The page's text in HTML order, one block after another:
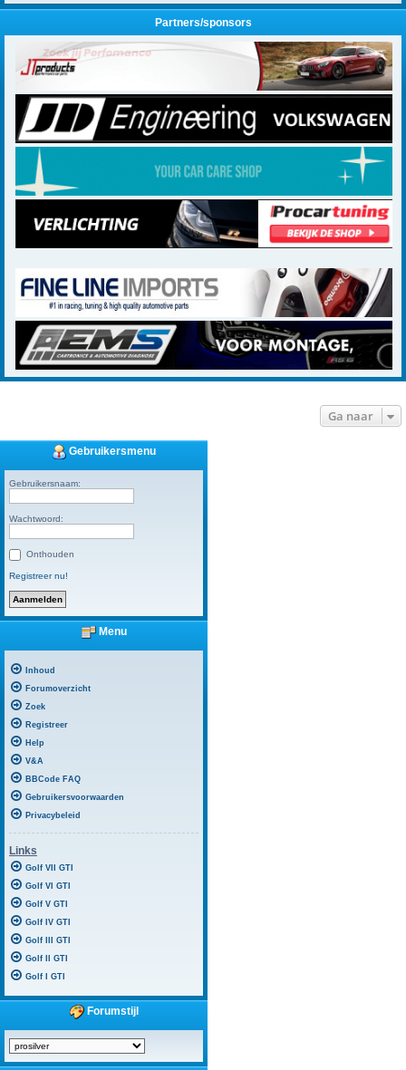
Partners/sponsors
Ga naar
Gebruikersmenu
Gebruikersnaam:
Wachtwoord:
Onthouden
Registreer nu!
Menu
Inhoud
Forumoverzicht
Zoek
Registreer
Help
V&A
BBCode FAQ
Gebruikersvoorwaarden
Privacybeleid
Links
Golf VII GTI
Golf VI GTI
Golf V GTI
Golf IV GTI
Golf III GTI
Golf II GTI
Golf I GTI
Forumstijl